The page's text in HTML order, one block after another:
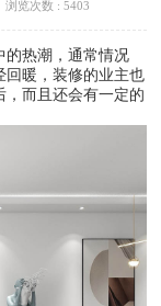
浏览次数 : 5403
的热潮，通常情况
回暖，装修的业主也
，而且还会有一定的